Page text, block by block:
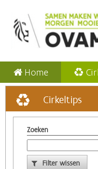
Home
Cirkeltips
Zoeken
Filter wissen